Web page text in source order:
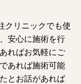
クリニックでも使
安心に施術を行
ればお気軽にご
あれば施術可能
とお話があれば